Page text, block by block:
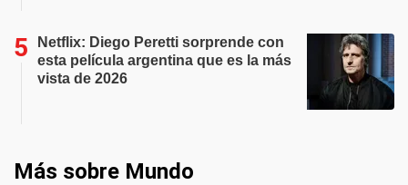
Netflix: Diego Peretti sorprende con
esta película argentina que es la más
vista de 2026
Más sobre Mundo